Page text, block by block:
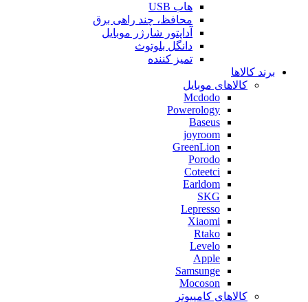
هاب USB
محافظ، چند راهی برق
آداپتور شارژر موبایل
دانگل بلوتوث
تمیز کننده
برند کالاها
کالاهای موبایل
Mcdodo
Powerology
Baseus
joyroom
GreenLion
Porodo
Coteetci
Earldom
SKG
Lepresso
Xiaomi
Rtako
Levelo
Apple
Samsunge
Mocoson
کالاهای کامپیوتر